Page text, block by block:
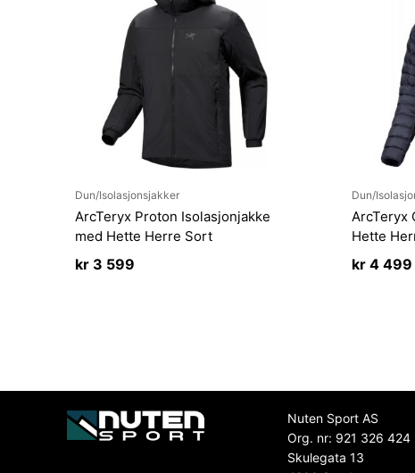
Dun/Isolasjonsjakker
ArcTeryx Proton Isolasjonjakke
med Hette Herre Sort
kr 3 599
Dun/
ArcTeryx
Hette
kr4 499
Nuten Sport AS
Org. nr: 921 326 424
Skulegata 13